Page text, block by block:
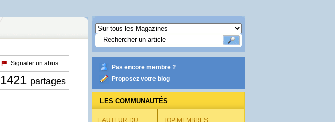
Signaler un abus
1421 partages
Pas encore membre ?
Proposez votre blog
LES COMMUNAUTÉS
L’AUTEUR DU
TOP MEMBRES